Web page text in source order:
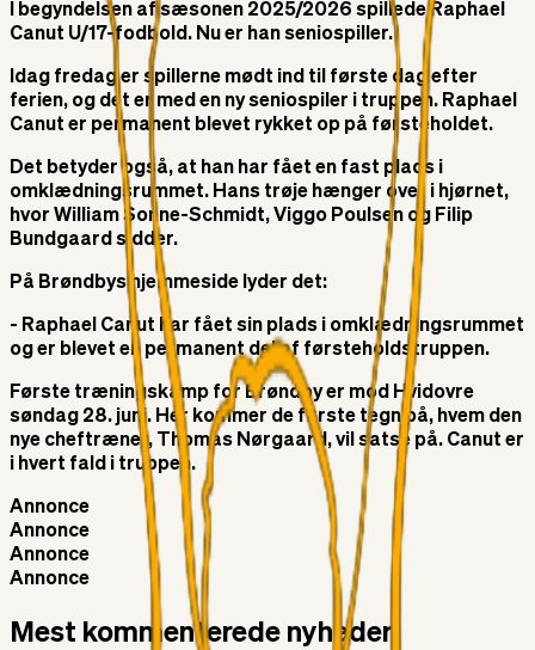
I begyndelsen af sæsonen 2025/2026 spillede Raphael
Canut U/17-fodbold. Nu er han seniospiller.
Idag fredag er spillerne mødt ind til første dag efter
ferien, og det er med en ny seniospiler i truppen. Raphael
Canut er permanent blevet rykket op på førsteholdet.
Det betyder også, at han har fået en fast plads i
omklædningsrummet. Hans trøje hænger over i hjørnet,
hvor William Sonne-Schmidt, Viggo Poulsen og Filip
Bundgaard sidder.
På Brøndbys hjemmeside lyder det:
- Raphael Canut har fået sin plads i omklædningsrummet
og er blevet en permanent del af førsteholdstruppen.
Første træningskamp for Brøndby er mod Hvidovre
søndag 28. juni. Her kommer de første tegn på, hvem den
nye cheftræner, Thomas Nørgaard, vil satse på. Canut er
i hvert fald i truppen.
Annonce
Annonce
Annonce
Annonce
Mest kommenterede nyheder